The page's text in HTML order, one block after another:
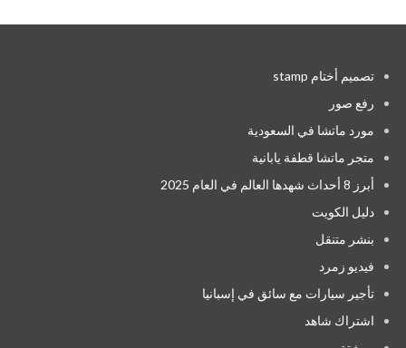
تصميم أختام stamp
رفع صور
مورد ماتشا في السعودية
متجر ماتشا قطفة يابانية
أبرز 8 أحداث شهدها العالم في العام 2025
دليل الكويت
بنشر متنقل
فيديو زمرد
تأجير سيارات مع سائق في إسبانيا
اشتراك شاهد